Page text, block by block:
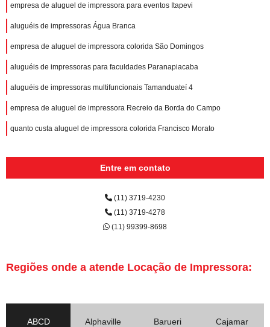
empresa de aluguel de impressora para eventos Itapevi
aluguéis de impressoras Água Branca
empresa de aluguel de impressora colorida São Domingos
aluguéis de impressoras para faculdades Paranapiacaba
aluguéis de impressoras multifuncionais Tamanduateí 4
empresa de aluguel de impressora Recreio da Borda do Campo
quanto custa aluguel de impressora colorida Francisco Morato
Entre em contato
(11) 3719-4230
(11) 3719-4278
(11) 99399-8698
Regiões onde a atende Locação de Impressora:
ABCD Alphaville Barueri Cajamar